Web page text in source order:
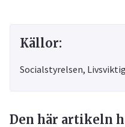
Källor:
Socialstyrelsen,
Den här artikeln